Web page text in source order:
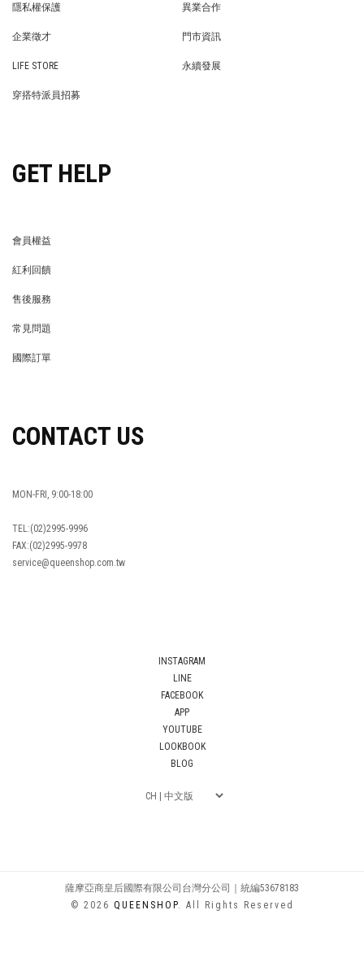
隱私權保護
異業合作
企業徵才
門市資訊
LIFE STORE
永續發展
穿搭特派員招募
GET HELP
會員權益
紅利回饋
售後服務
常見問題
國際訂單
CONTACT US
MON-FRI, 9:00-18:00
TEL:(02)2995-9996
FAX:(02)2995-9978
service@queenshop.com.tw
INSTAGRAM
LINE
FACEBOOK
APP
YOUTUBE
LOOKBOOK
BLOG
薩摩亞商皇后國際有限公司台灣分公司｜統編53678183
© 2026 QUEENSHOP. All Rights Reserved